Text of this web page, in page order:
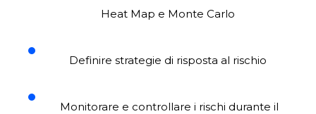
Heat Map e Monte Carlo
Definire strategie di risposta al rischio
Monitorare e controllare i rischi durante il